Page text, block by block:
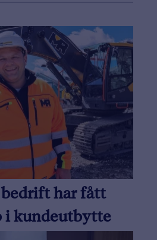
bedrift har fått
i kundeutbytte